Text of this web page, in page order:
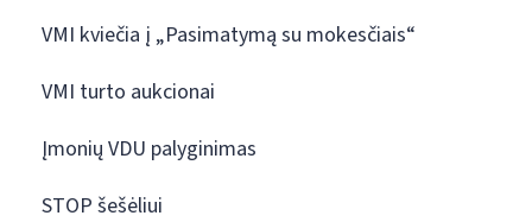
VMI kviečia į „Pasimatymą su mokesčiais“
VMI turto aukcionai
Įmonių VDU palyginimas
STOP šešėliui